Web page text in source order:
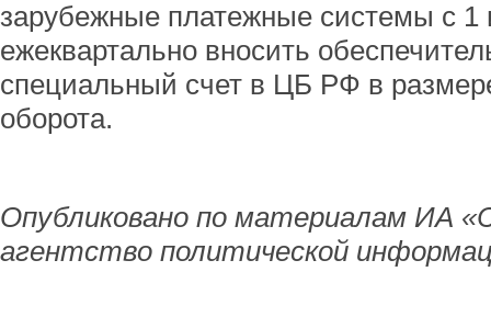
зарубежные платежные системы с
ежеквартально вносить
специальный счет в ЦБ РФ в
оборота.
Опубликовано по материалам ИА
агентство политической